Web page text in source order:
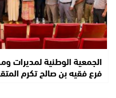
الجمعية الوطنية لمديرات
فرع فقيه بن صالح تكرم